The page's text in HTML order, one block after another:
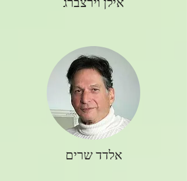
אלדד שרים